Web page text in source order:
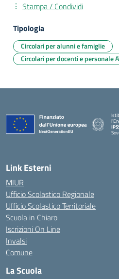
Stampa / Condividi
Tipologia
Circolari per alunni e famiglie
Circolari per docenti e personale
Link Esterni
MIUR
Ufficio Scolastico Regionale
Ufficio Scolastico Territoriale
Scuola in Chiaro
Iscrizioni On Line
Invalsi
Comune
La Scuola